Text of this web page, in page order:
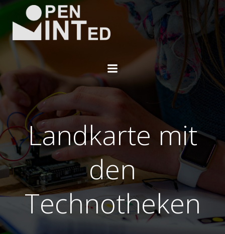
Zum
Inhalt
springen
Landkarte mit
den
Technotheken